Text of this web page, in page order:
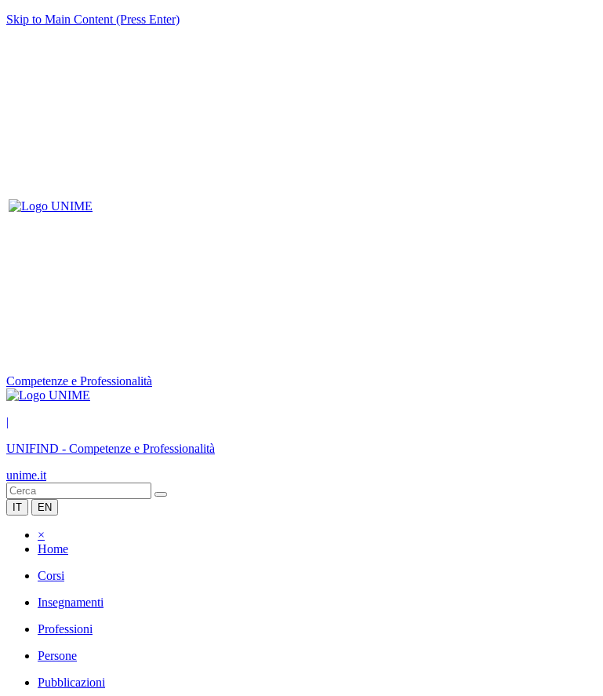
Skip to Main Content (Press Enter)
Competenze e Professionalità
|
UNIFIND - Competenze e Professionalità
unime.it
IT EN
×
Home
Corsi
Insegnamenti
Professioni
Persone
Pubblicazioni